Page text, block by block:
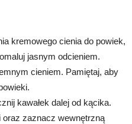
kremowego cienia do powiek,
jasnym odcieniem.
cieniem. Pamiętaj, aby
kawałek dalej od kącika.
zaznacz wewnętrzną